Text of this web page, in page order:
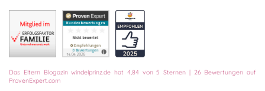
Das Eltern Blogazin windelprinz.de hat 4,84von5 Sternen | 26Bewertungen auf
ProvenExpert.com